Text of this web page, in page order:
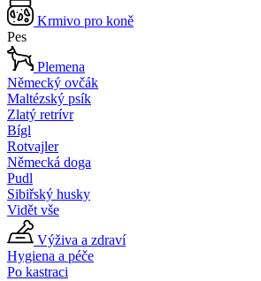
Krmivo pro koně
Pes
Plemena
Německý ovčák
Maltézský psík
Zlatý retrívr
Bígl
Rotvajler
Německá doga
Pudl
Sibiřský husky
Vidět vše
Výživa a zdraví
Hygiena a péče
Po kastraci